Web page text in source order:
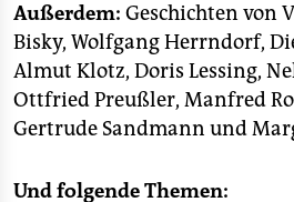
Außerdem: Geschichten von
Bisky, Wolfgang Herrndorf,
Almut Klotz, Doris Lessing,
Ottfried Preußler, Manfred
Gertrude Sandmann und
Und folgende Themen: